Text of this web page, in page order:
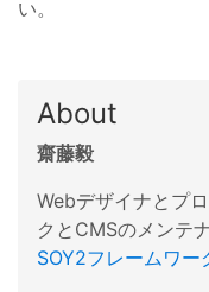
い。
About
齋藤毅
Webデザイナとプ
クとCMSのメンテ
SOY2フレームワー